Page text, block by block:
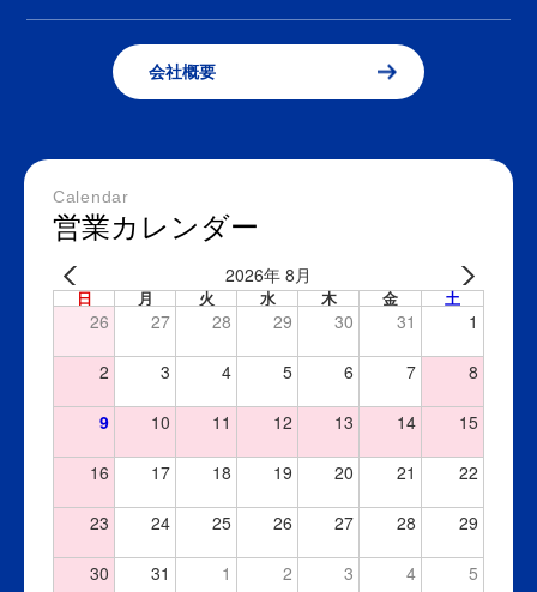
会社概要
Calendar
営業カレンダー
2026年 8月
日 月 火 水 木 金 土
26 27 28 29 30 31 1
2 3 4 5 6 7 8
9 10 11 12 13 14 15
16 17 18 19 20 21 22
23 24 25 26 27 28 29
30 31 1 2 3 4 5